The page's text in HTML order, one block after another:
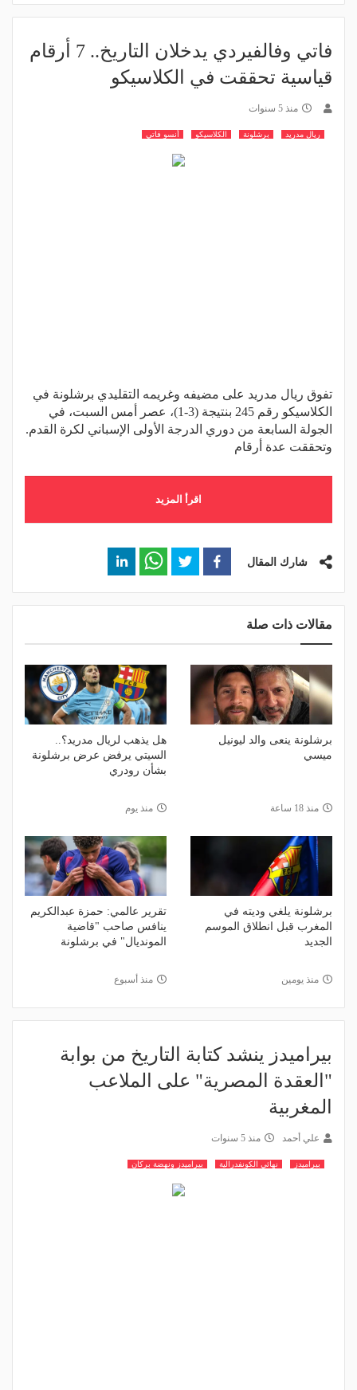
فاتي وفالفيردي يدخلان التاريخ.. 7 أرقام
قياسية تحققت في الكلاسيكو
منذ 5 سنوات
ريال مدريد برشلونة الكلاسيكو أنسو فاتي
تفوق ريال مدريد على مضيفه وغريمه التقليدي برشلونة في
الكلاسيكو رقم 245 بنتيجة (3-1)، عصر أمس السبت، في
الجولة السابعة من دوري الدرجة الأولى الإسباني لكرة القدم.
وتحققت عدة أرقام
اقرأ المزيد
شارك المقال
مقالات ذات صلة
برشلونة ينعى والد ليونيل
ميسي
منذ 18 ساعة
هل يذهب لريال مدريد؟..
السيتي يرفض عرض برشلونة
بشأن رودري
منذ يوم
برشلونة يلغي وديته في
المغرب قبل انطلاق الموسم
الجديد
منذ يومين
تقرير عالمي: حمزة عبدالكريم
ينافس صاحب "قاضية
المونديال" في برشلونة
منذ أسبوع
بيراميدز ينشد كتابة التاريخ من بوابة
"العقدة المصرية" على الملاعب
المغربية
علي أحمد منذ 5 سنوات
بيراميدز نهائي الكونفدرالية بيراميدز ونهضة بركان